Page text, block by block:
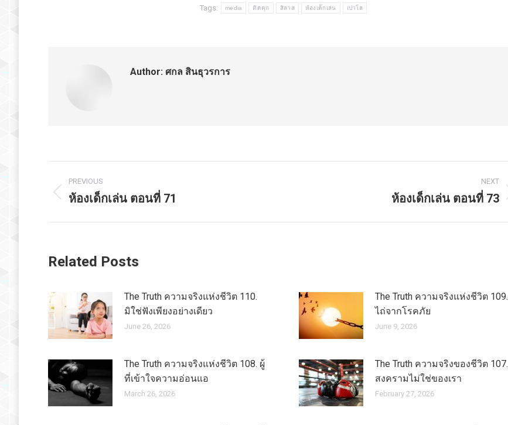
Tags: media ติดคุก สิลาส ห้องเด็กเล่น เปาโล
Author: ศกล สินธุวรการ
Post
navigation
PREVIOUS
Previous
ห้องเด็กเล่น ตอนที่ 71
NEXT
ห้องเด็กเล่น ตอนที่ 73
Related Posts
The Truth ความจริงแห่งชีวิต 110.
มิใช่ฟังเพียงอย่างเดียว
June 26, 2026
The Truth ความจริงแห่งชีวิต 109.
ไถ่จากโรคภัย
June 9, 2026
The Truth ความจริงแห่งชีวิต 108. ผู้
ที่เข้าใจความอ่อนแอ
March 26, 2026
The Truth ความจริงของชีวิต 107.
สงครามไม่ใช่ของเรา
February 27, 2026